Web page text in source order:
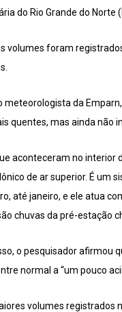
do Rio Grande do
volumes foram
meteorologista da
quentes, mas ainda não
aconteceram no
de ar superior. É um
até janeiro, e ele atua
chuvas da pré-estação
o pesquisador afirmou
normal a “um pouco
volumes registrados